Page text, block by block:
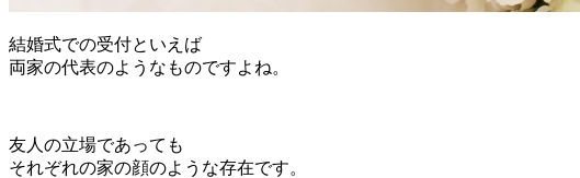
結婚式での受付といえば
両家の代表のようなものですよね。
友人の立場であっても
それぞれの家の顔のような存在です。